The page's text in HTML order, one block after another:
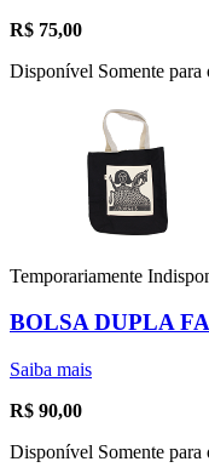
R$ 75,00
Disponível Somente para
Temporariamente
BOLSA DUPLA
Saiba mais
R$ 90,00
Disponível Somente para